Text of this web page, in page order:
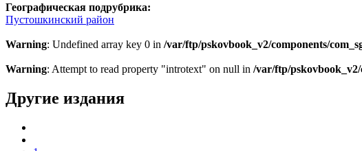
Географическая подрубрика:
Пустошкинский район
Warning: Undefined array key 0 in /var/ftp/pskovbook_v2/components/
Warning: Attempt to read property "introtext" on null in /var/ftp/
Другие издания